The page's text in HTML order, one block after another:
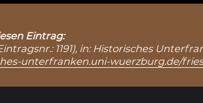
Eintrag:
1191), in: Historisches
unterfranken.uni-wuerzburg.de/